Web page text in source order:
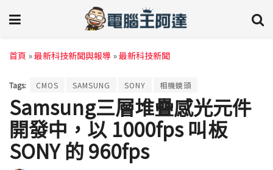
首頁 »最新科技新聞與報導 »最新科技新聞
Tags: CMOS SAMSUNG SONY 相機鏡頭
Samsung三層堆疊感光元件
開發中，以 1000fps 叫板
SONY 的 960fps